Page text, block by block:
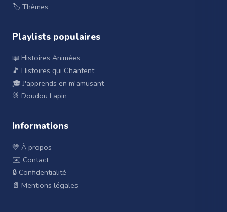
🏷️ Thèmes
Playlists populaires
📖 Histoires Animées
🎵 Histoires qui Chantent
🎓 J'apprends en m'amusant
🐰 Doudou Lapin
Informations
💛 À propos
✉️ Contact
🔒 Confidentialité
📄 Mentions légales